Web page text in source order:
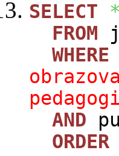
SELECT
*
FROM
WHERE
AND
ORDER